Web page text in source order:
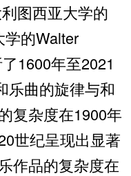
图西亚大学的
的Walter
1600年至2021
乐曲的旋律与和
复杂度在1900年
世纪呈现出显著
作品的复杂度在